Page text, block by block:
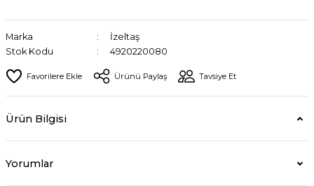
Marka
İzeltaş
Stok Kodu
4920220080
Ürünü Paylaş Tavsiye Et
Ürün Bilgisi
Yorumlar